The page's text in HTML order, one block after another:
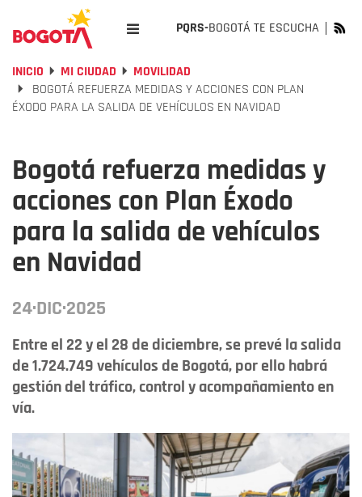
PQRS-BOGOTÁ TE ESCUCHA
INICIO MI CIUDAD
MOVILIDAD
BOGOTÁ REFUERZA MEDIDAS Y ACCIONES CON PLAN
ÉXODO PARA LA SALIDA DE VEHÍCULOS EN NAVIDAD
Bogotá refuerza medidas y
acciones con Plan Éxodo
para la salida de vehículos
en Navidad
24·DIC·2025
Entre el 22 y el 28 de diciembre, se prevé la salida
de 1.724.749 vehículos de Bogotá, por ello habrá
gestión del tráfico, control y acompañamiento en
vía.